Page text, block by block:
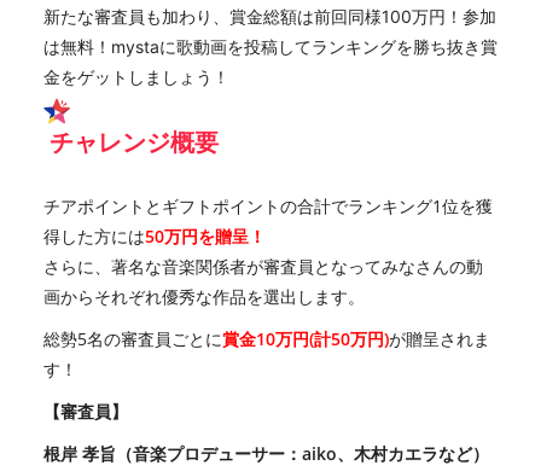
新たな審査員も加わり、 賞金総額は前回同様100万円！参加
は無料！mystaに歌動画を投稿してランキングを勝ち抜き賞
金をゲットしましょう！
チャレンジ概要
チアポイントとギフトポイントの合計でランキング1位を獲
得した方には50万円を贈呈！
さらに、著名な音楽関係者が審査員となってみなさんの動
画からそれぞれ優秀な作品を選出します。
総勢5名の審査員ごとに賞金10万円(計50万円)が贈呈されま
す！
【審査員】
根岸 孝旨（音楽プロデューサー：aiko、木村カエラなど）